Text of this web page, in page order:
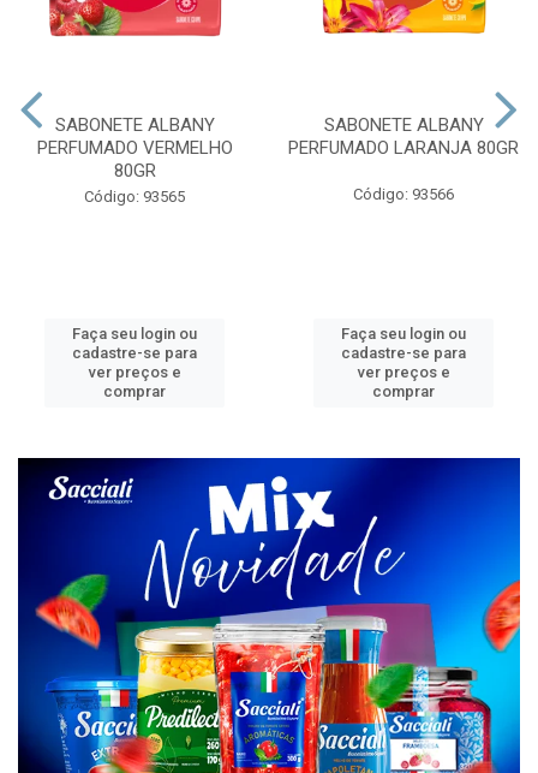
SABONETE ALBANY
PERFUMADO VERMELHO
80GR
Código: 93565
Faça seu login ou
cadastre-se para
ver preços e
comprar
SABONETE ALBANY
PERFUMADO LARANJA 80GR
Código: 93566
Faça seu login ou
cadastre-se para
ver preços e
comprar